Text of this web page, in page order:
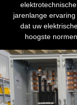
jarenlange
dat uw
hoogste